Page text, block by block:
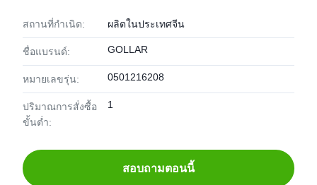
สถานที่กำเนิด: ผลิตในประเทศจีน
ชื่อแบรนด์: GOLLAR
หมายเลขรุ่น: 0501216208
ปริมาณการสั่งซื้อ
ขั้นต่ำ:
1
สอบถามตอนนี้